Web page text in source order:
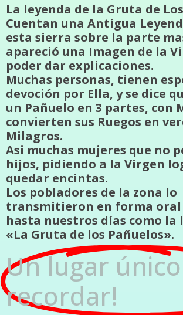
La leyenda de la Gruta de
Cuentan una Antigua
esta sierra sobre la parte
apareció una Imagen de la
poder dar explicaciones.
Muchas personas, tienen
devoción por Ella, y se dice
un Pañuelo en 3 partes, con
convierten sus Ruegos en
Milagros.
Asi muchas mujeres que no
hijos, pidiendo a la Virgen
quedar encintas.
Los pobladores de la zona lo
transmitieron en forma oral
hasta nuestros días como la
«La Gruta de los Pañuelos».
Un lugar
recordar!